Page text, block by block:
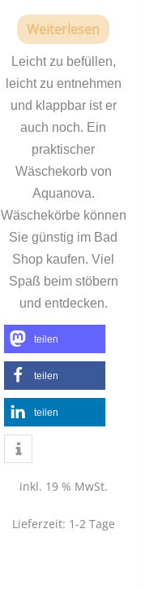
Weiterlesen
Leicht zu befüllen,
leicht zu entnehmen
und klappbar ist er
auch noch. Ein
praktischer
Wäschekorb von
Aquanova.
Wäschekörbe können
Sie günstig im Bad
Shop kaufen. Viel
Spaß beim stöbern
und entdecken.
teilen
teilen
teilen
inkl. 19 % MwSt.
Lieferzeit: 1-2 Tage